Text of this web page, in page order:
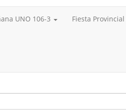
UNO 106-3 Fiesta